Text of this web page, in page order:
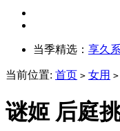
当季精选： 享久
当前位置: 首页 > 女用 >
谜姬 后庭